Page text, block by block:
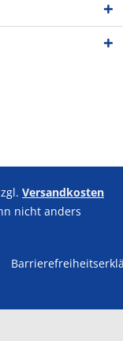
Versandkosten
nicht anders